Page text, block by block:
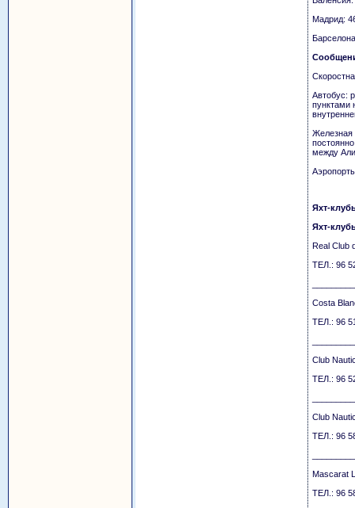
Мадрид:
Автобус:
пунктами
Железная
между
Яхт-
Яхт-
Real Club
ТЕЛ.: 96
Costa
ТЕЛ.: 96
Club
ТЕЛ.: 96
Club
ТЕЛ.: 96
Mascarat
ТЕЛ.: 96